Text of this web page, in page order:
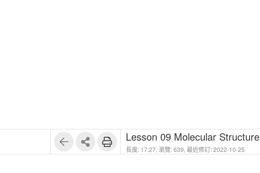
Lesson 09 Molecular Structure
長度: 17:27, 瀏覽: 639, 最近修訂: 2022-10-25